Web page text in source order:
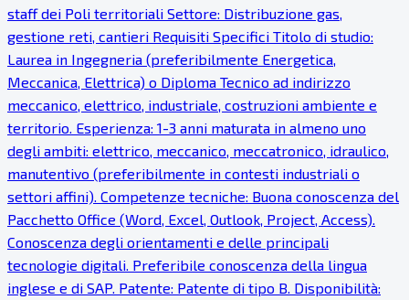
staff dei Poli territoriali Settore: Distribuzione gas,
gestione reti, cantieri Requisiti Specifici Titolo di studio:
Laurea in Ingegneria (preferibilmente Energetica,
Meccanica, Elettrica) o Diploma Tecnico ad indirizzo
meccanico, elettrico, industriale, costruzioni ambiente e
territorio. Esperienza: 1-3 anni maturata in almeno uno
degli ambiti: elettrico, meccanico, meccatronico, idraulico,
manutentivo (preferibilmente in contesti industriali o
settori affini). Competenze tecniche: Buona conoscenza del
Pacchetto Office (Word, Excel, Outlook, Project, Access).
Conoscenza degli orientamenti e delle principali
tecnologie digitali. Preferibile conoscenza della lingua
inglese e di SAP. Patente: Patente di tipo B. Disponibilità: